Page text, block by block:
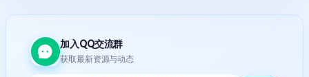
加入QQ交流群
获取最新资源与动态